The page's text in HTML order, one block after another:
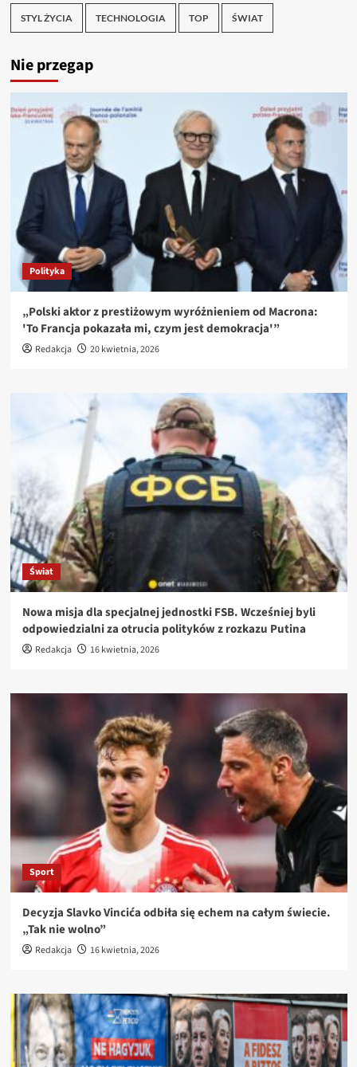
STYL ŻYCIA TECHNOLOGIA TOP ŚWIAT
Nie przegap
Polityka
„Polski aktor z prestiżowym wyróżnieniem od Macrona:
'To Francja pokazała mi, czym jest demokracja'”
Redakcja 20 kwietnia, 2026
Świat
Nowa misja dla specjalnej jednostki FSB. Wcześniej byli
odpowiedzialni za otrucia polityków z rozkazu Putina
Redakcja 16 kwietnia, 2026
Sport
Decyzja Slavko Vincića odbiła się echem na całym świecie.
„Tak nie wolno”
Redakcja 16 kwietnia, 2026